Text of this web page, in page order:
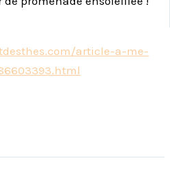
article-a-me-